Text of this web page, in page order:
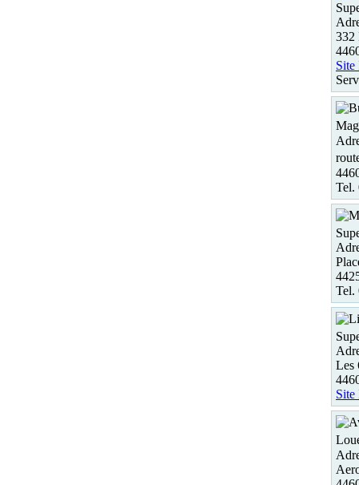
332
Site
Tel.
Tel.
Les
Site